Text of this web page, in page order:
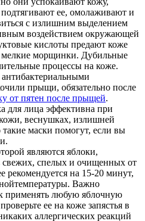
ее, омолаживают и
с излишним выделением
воздействием окружающей
кислоты предают коже
мелкие морщинки. Дубильные
процессы на коже.
прыщи, обязательно после
от пятен после прыщей.
для лица эффективна при
веснушках, излишней
маски помогут, если вы
являются яблоки,
свежих, спелых и очищенных от
рекомендуется на 15-20 минут,
Важно
применять любую яблочную
ее на коже запястья в
аллергических реакций